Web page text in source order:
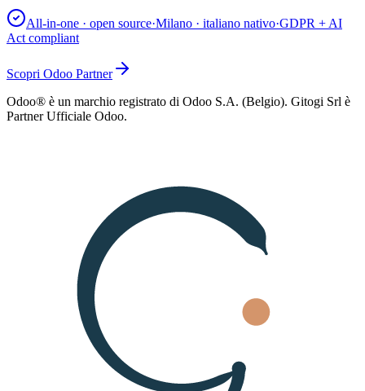
All-in-one · open source·Milano · italiano nativo·GDPR + AI
Act compliant
Scopri Odoo Partner
Odoo® è un marchio registrato di Odoo S.A. (Belgio). Gitogi Srl è
Partner Ufficiale Odoo.